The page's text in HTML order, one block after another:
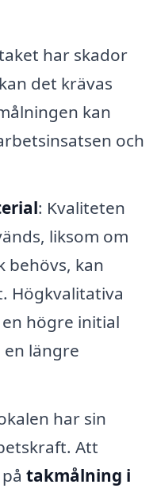
har skador
det krävas
kan
och
: Kvaliteten
liksom om
behövs, kan
Högkvalitativa
högre initial
en längre
har sin
Att
takmålning i